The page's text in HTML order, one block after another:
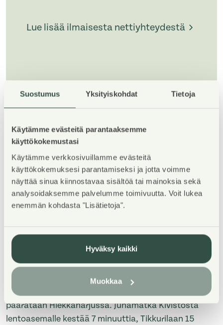
Suostumus Yksityiskohdat Tietoja
Käytämme evästeitä parantaaksemme
käyttökokemustasi
Käytämme verkkosivuillamme evästeitä
käyttökokemuksesi parantamiseksi ja jotta voimme
näyttää sinua kiinnostavaa sisältöä tai mainoksia sekä
analysoidaksemme palvelumme toimivuutta. Voit lukea
enemmän kohdasta "Lisätietoja".
Hyväksy kaikki
Muokkaa
Lue lisää ilmaisesta nettiyhteydestä
1
Property Introduction
ranskalainen parveke.Kohteessa on kaukolämmön
lisäksi aurinkopaneelit.
Kivistön alueella on uusi kauppakeskus. Kehärata
yhdistää Vantaankosken radan lentoaseman kautta
päärataan Hiekkaharjussa. Junamatka Kivistöstä
lentoasemalle kestää 7 minuuttia, Tikkurilaan 15